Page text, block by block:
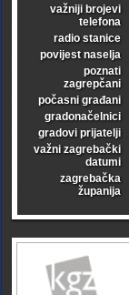
važniji brojevi
telefona
radio stanice
povijest naselja
poznati
zagrepčani
počasni građani
gradonačelnici
gradovi prijatelji
važni zagrebački
datumi
zagrebačka
županija